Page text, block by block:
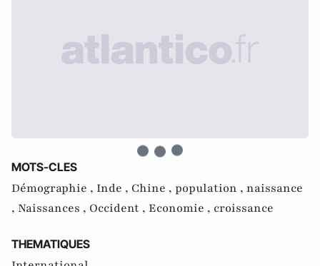
MOTS-CLES
Démographie , Inde , Chine , population , naissance
, Naissances , Occident , Economie , croissance
THEMATIQUES